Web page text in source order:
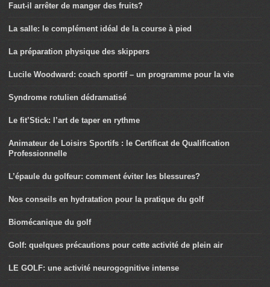
Faut-il arrêter de manger des fruits?
La salle: le complément idéal de la course à pied
La préparation physique des skippers
Lucile Woodward: coach sportif – un programme pour la vie
Syndrome rotulien dédramatisé
Le fit’Stick: l’art de taper en rythme
Animateur de Loisirs Sportifs : le Certificat de Qualification
Professionnelle
L’épaule du golfeur: comment éviter les blessures?
Nos conseils en hydratation pour la pratique du golf
Biomécanique du golf
Golf: quelques précautions pour cette activité de plein air
LE GOLF: une activité neurogognitive intense